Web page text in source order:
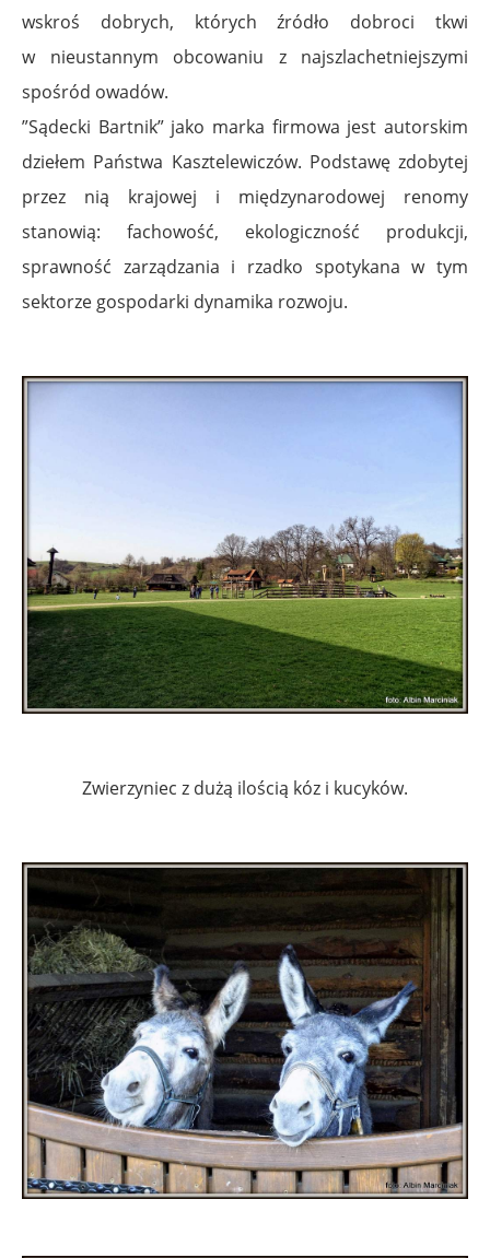
wskroś dobrych, których źródło dobroci tkwi
w nieustannym obcowaniu z najszlachetniejszymi
spośród owadów.
”Sądecki Bartnik” jako marka firmowa jest autorskim
dziełem Państwa Kasztelewiczów. Podstawę zdobytej
przez nią krajowej i międzynarodowej renomy
stanowią: fachowość, ekologiczność produkcji,
sprawność zarządzania i rzadko spotykana w tym
sektorze gospodarki dynamika rozwoju.
Zwierzyniec z dużą ilością kóz i kucyków.